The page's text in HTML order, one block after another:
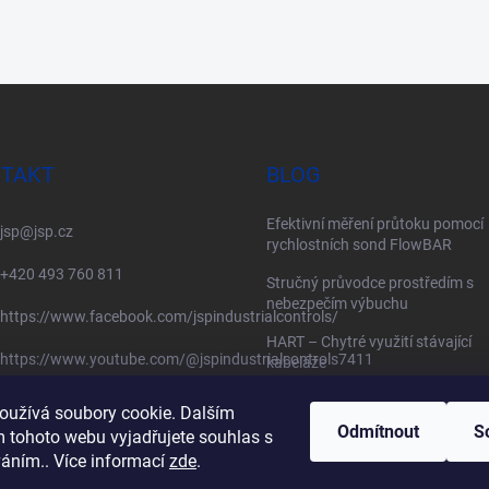
soubory cookie. Dalším
tohoto webu vyjadřujete souhlas s
Více informací zde.
Odmítnout
jsp@jsp.cz
+420 493 760 811
https://www.facebook.com/jspindustrialcontrols/
https://www.youtube.com/@jspindustrialcontrols7411
BLOG
Efektivní měření průtoku pomocí
rychlostních sond FlowBAR
Stručný průvodce prostředím s
nebezpečím výbuchu
HART – Chytré využití stávající
kabeláže